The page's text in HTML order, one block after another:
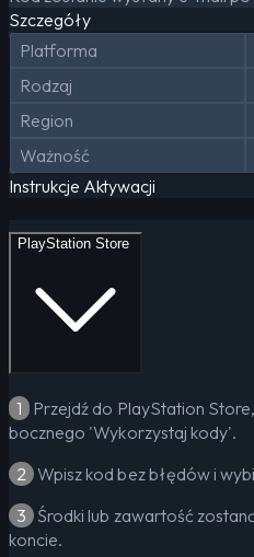
Szczegóły
Platforma
Rodzaj
Region
Ważność
Instrukcje Aktywacji
PlayStation Store
1 Przejdź do PlayStation
bocznego 'Wykorzystaj kody'.
2 Wpisz kod bez błędów i
3 Środki lub zawartość
koncie.